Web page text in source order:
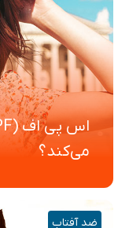
می‌کند؟
ضد آفتاب